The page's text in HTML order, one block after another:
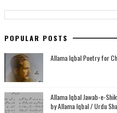
POPULAR POSTS
Allama Iqbal Poetry for
Allama Iqbal Jawab-e-
by Allama Iqbal / Urdu